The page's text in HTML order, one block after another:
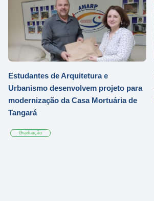
Estudantes de Arquitetura e
Urbanismo desenvolvem projeto para
modernização da Casa Mortuária de
Tangará
Graduação